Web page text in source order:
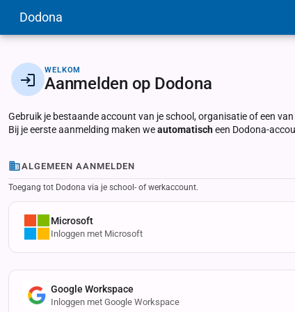
Dodona
WELKOM
Aanmelden op Dodona
Gebruik je bestaande account van je school, organisatie of een
Bij je eerste aanmelding maken weautomatischeen Dodona-
ALGEMEEN AANMELDEN
Toegang tot Dodona via je school- of werkaccount.
Microsoft
Inloggen met Microsoft
Google Workspace
Inloggen met Google Workspace